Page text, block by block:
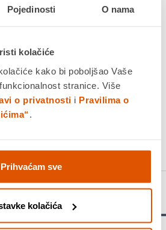
Pojedinosti O nama
kolačiće
kako bi poboljšao Vaše
stranice. Više
o privatnosti i Pravilima o
Prihvaćam sve
kolačića
14 dana
JE NEDOSTUPAN
KUPITE ODMAH